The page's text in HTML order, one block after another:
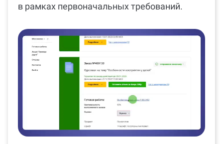
в рамках первоначальных требований.